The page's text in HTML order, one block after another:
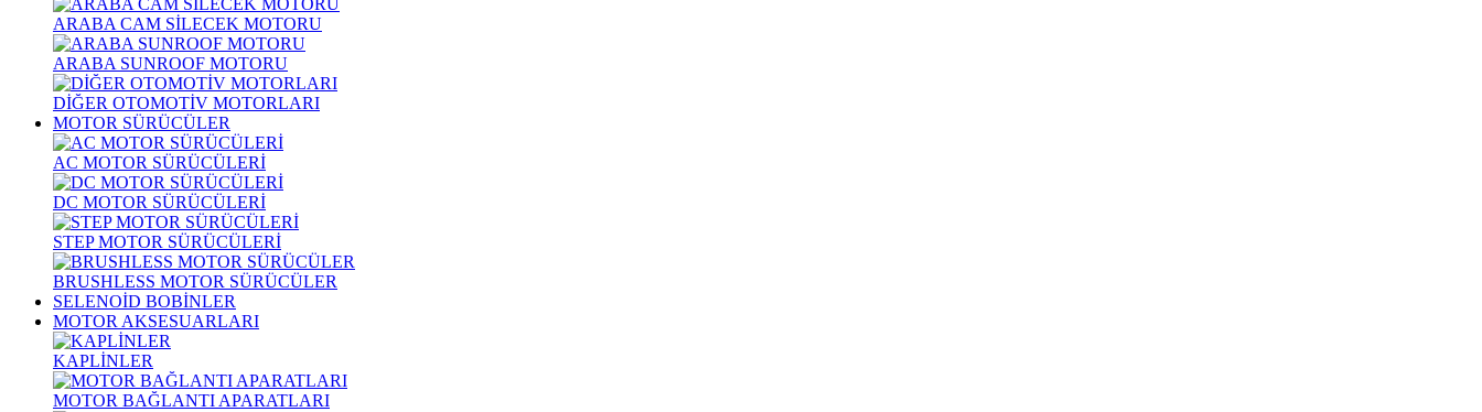
ARABA CAM SİLECEK MOTORU
ARABA SUNROOF MOTORU
DİĞER OTOMOTİV MOTORLARI
MOTOR SÜRÜCÜLER
AC MOTOR SÜRÜCÜLERİ
DC MOTOR SÜRÜCÜLERİ
STEP MOTOR SÜRÜCÜLERİ
BRUSHLESS MOTOR SÜRÜCÜLER
SELENOİD BOBİNLER
MOTOR AKSESUARLARI
KAPLİNLER
MOTOR BAĞLANTI APARATLARI